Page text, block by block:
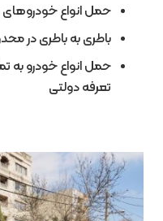
حمل انواع خودروهای
باطری به باطری در
حمل انواع خودرو به
تعرفه دولتی